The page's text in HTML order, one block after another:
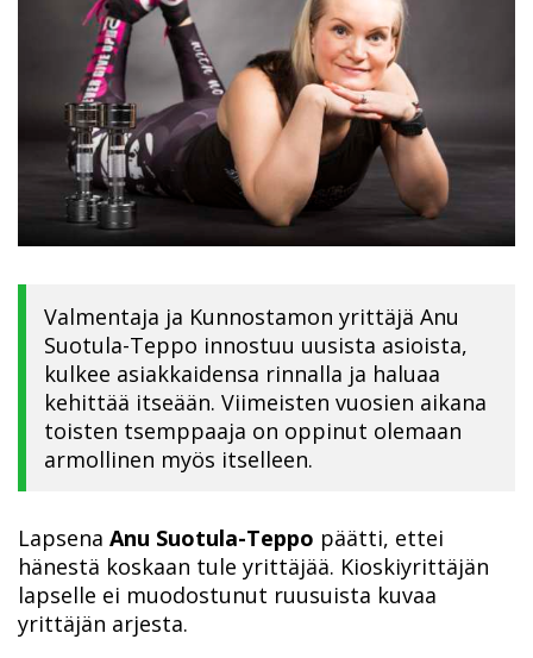
Valmentaja ja Kunnostamon yrittäjä Anu
Suotula-Teppo innostuu uusista asioista,
kulkee asiakkaidensa rinnalla ja haluaa
kehittää itseään. Viimeisten vuosien aikana
toisten tsemppaaja on oppinut olemaan
armollinen myös itselleen.
Lapsena Anu Suotula-Teppo päätti, ettei
hänestä koskaan tule yrittäjää. Kioskiyrittäjän
lapselle ei muodostunut ruusuista kuvaa
yrittäjän arjesta.